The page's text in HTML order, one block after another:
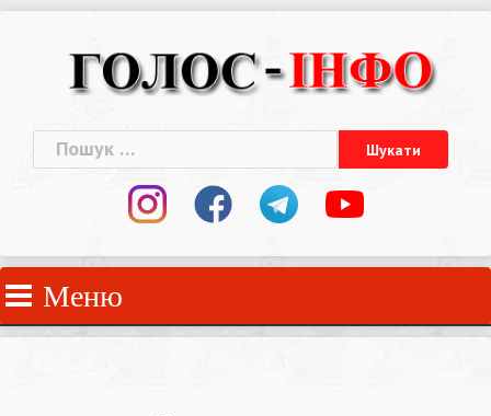
Пошук:
Меню